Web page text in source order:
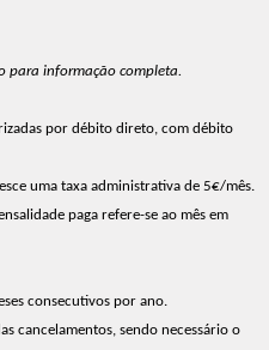
para informação completa.
por débito direto, com débito
uma taxa administrativa de 5€/mês.
paga refere-se ao mês em
consecutivos por ano.
cancelamentos, sendo necessário o